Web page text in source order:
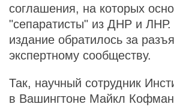
соглашения, на которых
"сепаратисты" из ДНР и ЛНР.
издание обратилось за
экспертному сообществу.
Так, научный сотрудник
в Вашингтоне Майкл Кофман